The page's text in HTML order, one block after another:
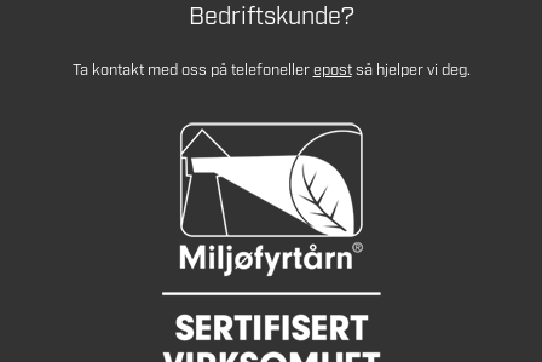
Bedriftskunde?
Ta kontakt med oss på telefonellerepostså hjelper vi deg.